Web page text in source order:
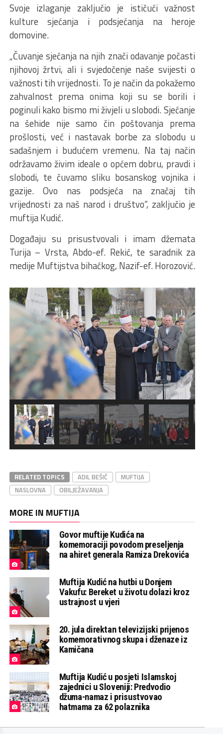
Svoje izlaganje zaključio je ističući važnost
kulture sjećanja i podsjećanja na heroje
domovine.
„Čuvanje sjećanja na njih znači odavanje počasti
njihovoj žrtvi, ali i svjedočenje naše svijesti o
važnosti tih vrijednosti. To je način da pokažemo
zahvalnost prema onima koji su se borili i
poginuli kako bismo mi živjeli u slobodi. Sjećanje
na šehide nije samo čin poštovanja prema
prošlosti, već i nastavak borbe za slobodu u
sadašnjem i budućem vremenu. Na taj način
održavamo živim ideale o općem dobru, pravdi i
slobodi, te čuvamo sliku bosanskog vojnika i
gazije. Ovo nas podsjeća na značaj tih
vrijednosti za naš narod i društvo“, zaključio je
muftija Kudić.
Događaju su prisustvovali i imam džemata
Turija – Vrsta, Abdo-ef. Rekić, te saradnik za
medije Muftijstva bihaćkog, Nazif-ef. Horozović.
RELATED TOPICS ADIL BEŠIĆ
MUFTIJA
NASLOVNA
OBILJEŽAVANJA
MORE IN MUFTIJA
Govor muftije Kudića na
komemoraciji povodom preseljenja
na ahiret generala Ramiza Drekovića
Muftija Kudić na hutbi u Donjem
Vakufu: Bereket u životu dolazi kroz
ustrajnost u vjeri
20. jula direktan televizijski prijenos
komemorativnog skupa i dženaze iz
Kamičana
Muftija Kudić u posjeti Islamskoj
zajednici u Sloveniji: Predvodio
džuma-namaz i prisustvovao
hatmama za 62 polaznika